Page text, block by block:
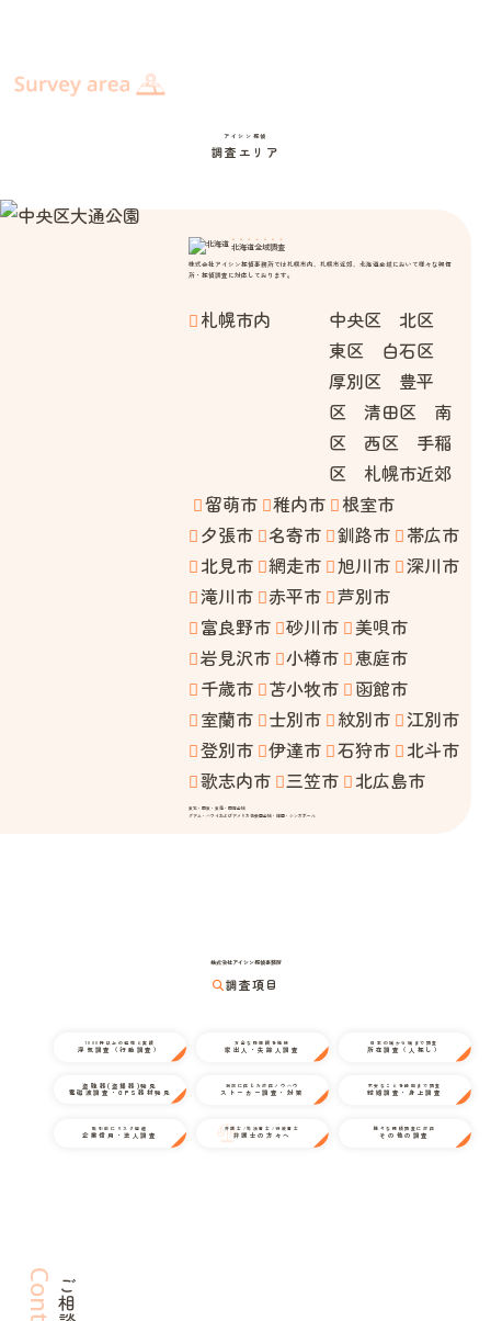
アイシン探偵
調査エリア
北海道全域調査
株式会社アイシン探偵事務所では札幌市内、札幌市近郊、北海道全域において様々な興信
所・探偵調査に対応しております。
札幌市内
中央区 北区
東区 白石区
厚別区 豊平
区 清田区 南
区 西区 手稲
区 札幌市近郊
留萌市
稚内市
根室市
夕張市
名寄市 釧路市
帯広市
北見市
網走市 旭川市
深川市
滝川市
赤平市
芦別市
富良野市
砂川市
美唄市
岩見沢市
小樽市
恵庭市
千歳市
苫小牧市
函館市
室蘭市
士別市 紋別市
江別市
登別市
伊達市 石狩市
北斗市
歌志内市
三笠市 北広島市
東北・関東・東海・関西全域
グアム・ハワイおよびアメリカ合衆国全域・韓国・シンガポール
株式会社アイシン探偵事務所
調査項目
1000件以上の経験と実績
浮気調査（行動調査）
万全な情報網を駆使
家出人・失踪人調査
日本の端から端まで調査
所在調査（人探し）
盗聴器(盗撮器)発見
電磁波調査・GPS器材発見
状況に応じた対応ノウハウ
ストーカー調査・対策
不安なことを細部まで調査
結婚調査・身上調査
取引前にリスク回避
企業信用・法人調査
弁護士/司法書士/行政書士
弁護士の方々へ
様々な探偵調査に対応
その他の調査